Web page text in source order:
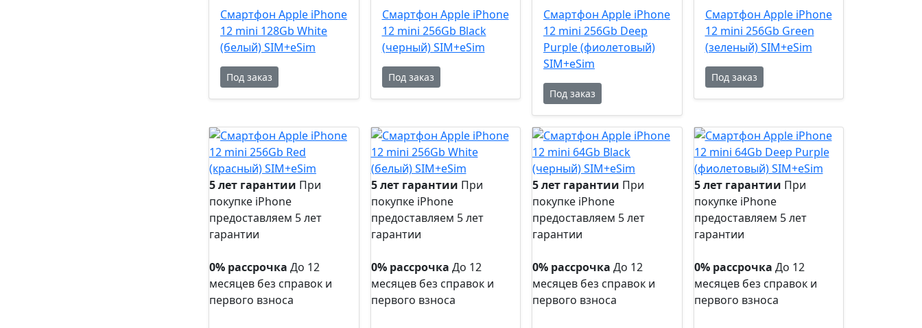
Смартфон Apple iPhone
12 mini 128Gb White
(белый) SIM+eSim
Под заказ
Смартфон Apple iPhone
12 mini 256Gb Black
(черный) SIM+eSim
Под заказ
Смартфон Apple iPhone
12 mini 256Gb Deep
Purple (фиолетовый)
SIM+eSim
Под заказ
Смартфон Apple iPhone
12 mini 256Gb Green
(зеленый) SIM+eSim
Под заказ
5 лет гарантии При
покупке iPhone
предоставляем 5 лет
гарантии
0% рассрочка До 12
месяцев без справок и
первого взноса
5 лет гарантии При
покупке iPhone
предоставляем 5 лет
гарантии
0% рассрочка До 12
месяцев без справок и
первого взноса
5 лет гарантии При
покупке iPhone
предоставляем 5 лет
гарантии
0% рассрочка До 12
месяцев без справок и
первого взноса
5 лет гарантии При
покупке iPhone
предоставляем 5 лет
гарантии
0% рассрочка До 12
месяцев без справок и
первого взноса